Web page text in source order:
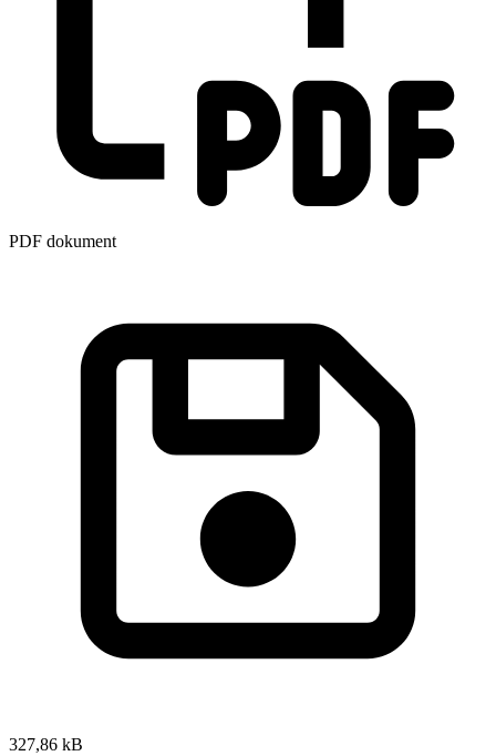
PDF dokument
327,86 kB